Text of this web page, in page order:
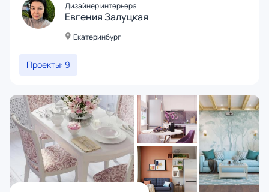
Дизайнер интерьера
Евгения Залуцкая
Екатеринбург
Проекты: 9